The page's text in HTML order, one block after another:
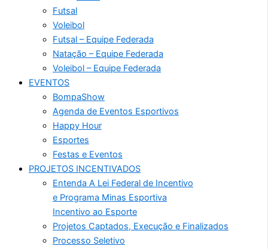
Futsal
Voleibol
Futsal – Equipe Federada
Natação – Equipe Federada
Voleibol – Equipe Federada
EVENTOS
BompaShow
Agenda de Eventos Esportivos
Happy Hour
Esportes
Festas e Eventos
PROJETOS INCENTIVADOS
Entenda A Lei Federal de Incentivo
e Programa Minas Esportiva
Incentivo ao Esporte
Projetos Captados, Execução e Finalizados
Processo Seletivo